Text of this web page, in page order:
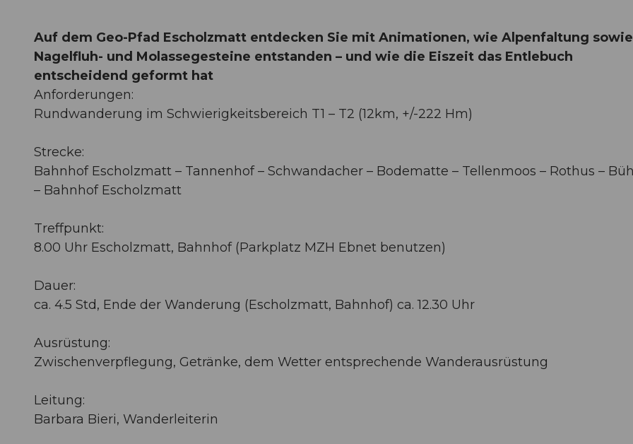
Auf dem Geo-Pfad Escholzmatt entdecken Sie mit Animationen, wie Alpenfaltung sowie
Nagelfluh- und Molassegesteine entstanden – und wie die Eiszeit das Entlebuch
entscheidend geformt hat
Anforderungen:
Rundwanderung im Schwierigkeitsbereich T1 – T2 (12km, +/-222 Hm)
Strecke:
Bahnhof Escholzmatt – Tannenhof – Schwandacher – Bodematte – Tellenmoos – Rothus –
– Bahnhof Escholzmatt
Treffpunkt:
8.00 Uhr Escholzmatt, Bahnhof (Parkplatz MZH Ebnet benutzen)
Dauer:
ca. 4.5 Std, Ende der Wanderung (Escholzmatt, Bahnhof) ca. 12.30 Uhr
Ausrüstung:
Zwischenverpflegung, Getränke, dem Wetter entsprechende Wanderausrüstung
Leitung:
Barbara Bieri, Wanderleiterin